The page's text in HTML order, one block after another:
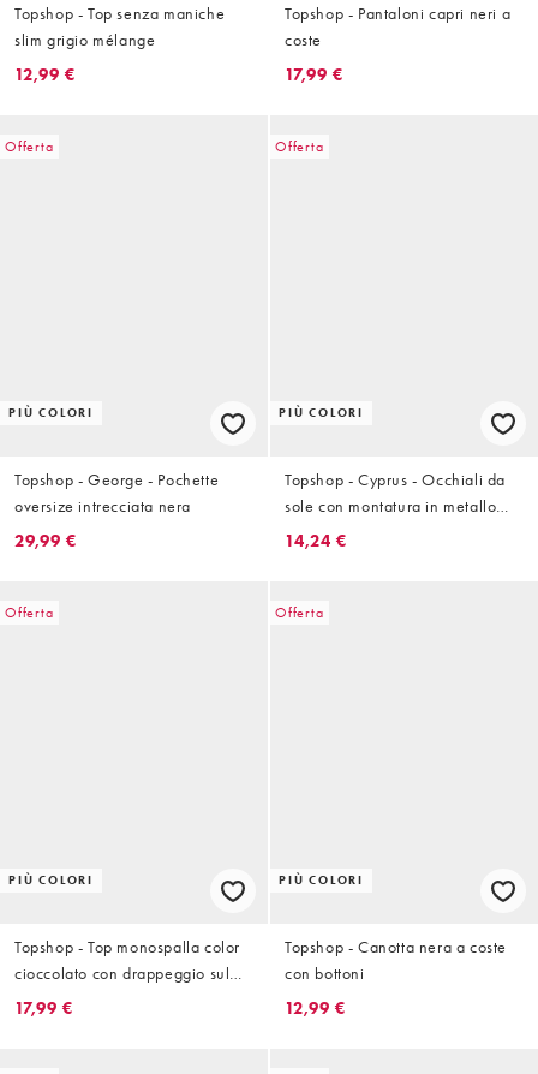
Topshop - Top senza maniche
slim grigio mélange
12,99 €
Topshop - Pantaloni capri neri a
coste
17,99 €
Offerta
PIÙ COLORI
Topshop - George - Pochette
oversize intrecciata nera
29,99 €
Offerta
PIÙ COLORI
Topshop - Cyprus - Occhiali da
sole con montatura in metallo
tonalità oro
14,24 €
Offerta
PIÙ COLORI
Topshop - Top monospalla color
cioccolato con drappeggio sul
retro
17,99 €
Offerta
PIÙ COLORI
Topshop - Canotta nera a coste
con bottoni
12,99 €